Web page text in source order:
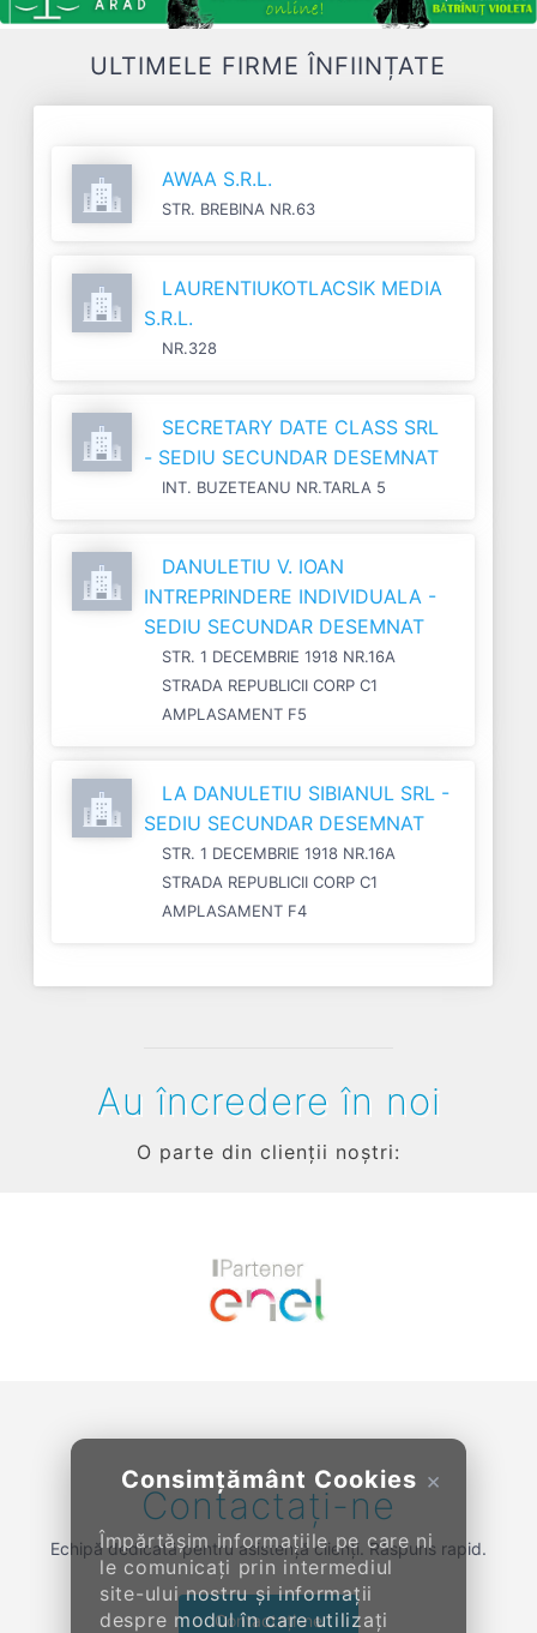
ULTIMELE FIRME ÎNFIINȚATE
AWAA S.R.L.
STR. BREBINA NR.63
LAURENTIUKOTLACSIK MEDIA
S.R.L.
NR.328
SECRETARY DATE CLASS SRL
- SEDIU SECUNDAR DESEMNAT
INT. BUZETEANU NR.TARLA 5
DANULETIU V. IOAN
INTREPRINDERE INDIVIDUALA -
SEDIU SECUNDAR DESEMNAT
STR. 1 DECEMBRIE 1918 NR.16A
STRADA REPUBLICII CORP C1
AMPLASAMENT F5
LA DANULETIU SIBIANUL SRL -
SEDIU SECUNDAR DESEMNAT
STR. 1 DECEMBRIE 1918 NR.16A
STRADA REPUBLICII CORP C1
AMPLASAMENT F4
×
Consimțământ Cookies
Împărtășim informațiile pe care ni
le comunicați prin intermediul
site-ului nostru și informații
despre modul în care utilizați
Au încredere în noi
O parte din clienții noștri:
Contactați-ne
Echipă dedicată pentru asistență clienți. Răspuns rapid.
Contactați-ne